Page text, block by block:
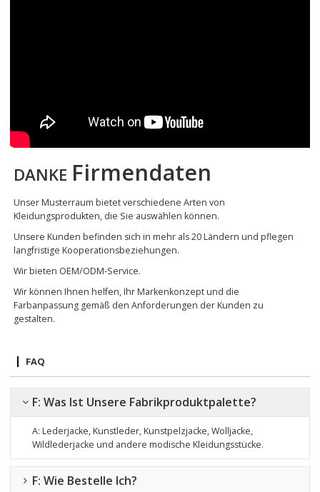
DANKE Firmendaten
Unser Musterraum bietet verschiedene Arten von
Kleidungsprodukten, die Sie auswählen können.
Unsere Kunden befinden sich in mehr als 20 Ländern und pflegen
langfristige Kooperationsbeziehungen.
Wir bieten OEM/ODM-Service.
Wir können Ihnen helfen, Ihr Markenkonzept und die
Farbanpassung gemäß den Anforderungen der Kunden zu
gestalten.
FAQ
F: Was Ist Unsere Fabrikproduktpalette?
A: Lederjacke, Kunstleder, Kunstpelzjacke, Wolljacke,
Wildlederjacke und andere modische Kleidungsstücke.
F: Wie Bestelle Ich?